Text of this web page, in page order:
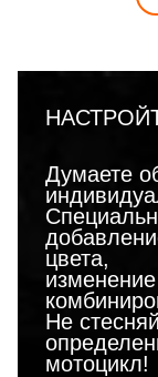
Думаете
цвета,
Не
мотоцикл!